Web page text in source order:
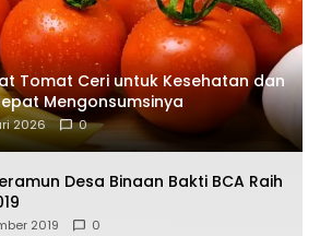
Tomat Ceri untuk Kesehatan dan
Mengonsumsinya
2026 0
Desa Binaan Bakti BCA Raih
2019 0